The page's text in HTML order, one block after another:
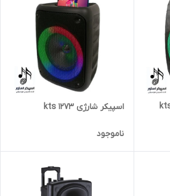
اسپیکر شارژی kts 1273
ناموجود